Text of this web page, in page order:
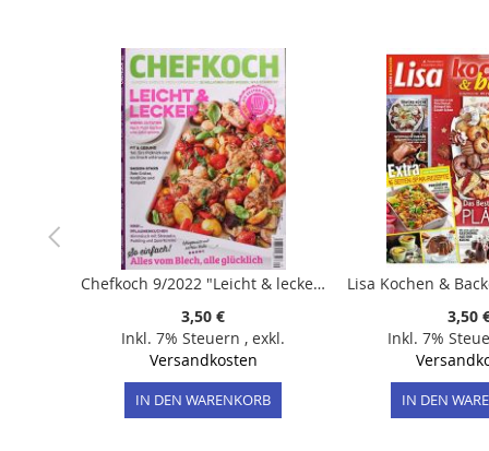
Chefkoch 9/2022 "Leicht & lecker"
3,50 €
Inkl. 7% Steuern , exkl.
Versandkosten
IN DEN WARENKORB
3,50
Inkl. 7%
IN DEN